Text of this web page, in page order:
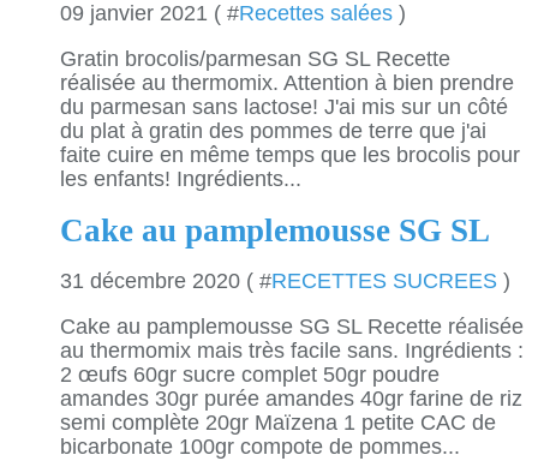
09 janvier 2021 ( #Recettes salées )
Gratin brocolis/parmesan SG SL Recette
réalisée au thermomix. Attention à bien prendre
du parmesan sans lactose! J'ai mis sur un côté
du plat à gratin des pommes de terre que j'ai
faite cuire en même temps que les brocolis pour
les enfants! Ingrédients...
Cake au pamplemousse SG SL
31 décembre 2020 ( #RECETTES SUCREES )
Cake au pamplemousse SG SL Recette réalisée
au thermomix mais très facile sans. Ingrédients :
2 œufs 60gr sucre complet 50gr poudre
amandes 30gr purée amandes 40gr farine de riz
semi complète 20gr Maïzena 1 petite CAC de
bicarbonate 100gr compote de pommes...